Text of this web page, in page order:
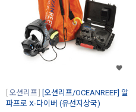
오션리프
[오션리프/OCEANREEF] 알
파프로 X-다이버 (유선지상국)